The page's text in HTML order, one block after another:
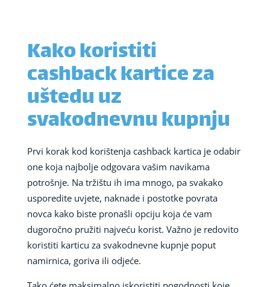
Kako koristiti
cashback kartice za
uštedu uz
svakodnevnu kupnju
Prvi korak kod korištenja cashback kartica je odabir
one koja najbolje odgovara vašim navikama
potrošnje. Na tržištu ih ima mnogo, pa svakako
usporedite uvjete, naknade i postotke povrata
novca kako biste pronašli opciju koja će vam
dugoročno pružiti najveću korist. Važno je redovito
koristiti karticu za svakodnevne kupnje poput
namirnica, goriva ili odjeće.